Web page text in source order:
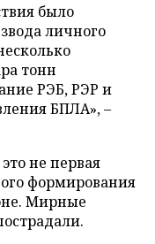
было
личного
тонн
РЭБ, РЭР и
БПЛА», –
не первая
формирования
Мирные